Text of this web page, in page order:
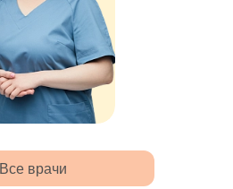
Все врачи